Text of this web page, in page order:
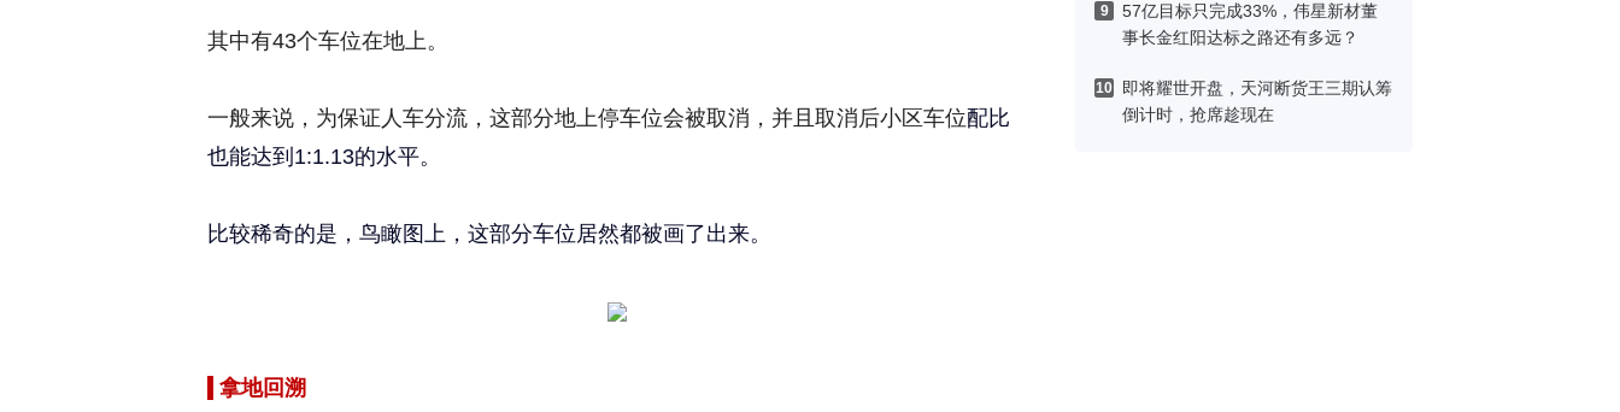
9
57亿目标只完成33%，伟星新材董
事长金红阳达标之路还有多远？
10
即将耀世开盘，天河断货王三期认筹
倒计时，抢席趁现在
其中有43个车位在地上。
一般来说，为保证人车分流，这部分地上停车位会被取消，并且取消后小区车位配比
也能达到1:1.13的水平。
比较稀奇的是，鸟瞰图上，这部分车位居然都被画了出来。
拿地回溯